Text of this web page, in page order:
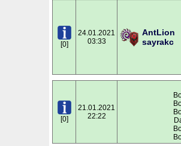
[0]
24.01.2021
03:33
AntLion
sayrakc
[0]
21.01.2021
22:22